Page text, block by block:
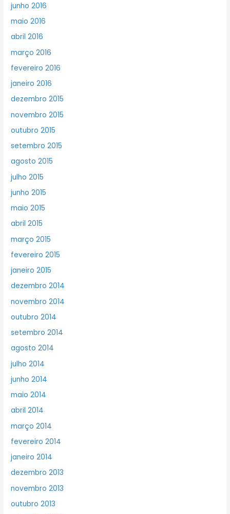
junho 2016
maio 2016
abril 2016
março 2016
fevereiro 2016
janeiro 2016
dezembro 2015
novembro 2015
outubro 2015
setembro 2015
agosto 2015
julho 2015
junho 2015
maio 2015
abril 2015
março 2015
fevereiro 2015
janeiro 2015
dezembro 2014
novembro 2014
outubro 2014
setembro 2014
agosto 2014
julho 2014
junho 2014
maio 2014
abril 2014
março 2014
fevereiro 2014
janeiro 2014
dezembro 2013
novembro 2013
outubro 2013